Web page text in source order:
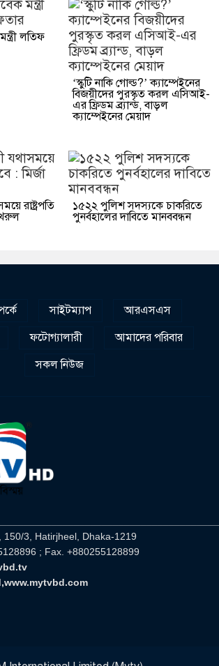
লতিফ
‘স্কুটি নাকি গোল্ড?’ ক্যাম্পেইনের
বিজয়ীদের পুরস্কৃত করল এসিআই-
এর ফ্রিডম ব্র্যান্ড, বাড়ল
ক্যাম্পেইনের মেয়াদ
রাষ্ট্রপতি
১৫২২ পুলিশ সদস্যকে চাকরিতে
পুনর্বহালের দাবিতে মানববন্ধন
সাইটম্যাপ
আরএসএস
ফটোগ্যালারী
আমাদের পরিবার
সকল নিউজ
150/3, Hatirjheel, Dhaka-1219
; Fax. +880255128899